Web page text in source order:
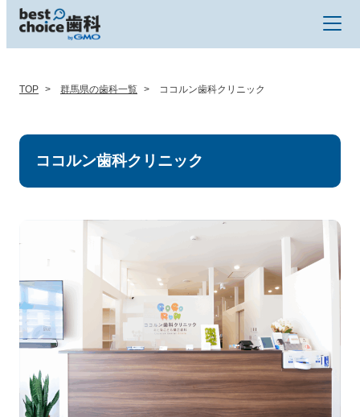
TOP 群馬県の歯科一覧 ココルン歯科クリニック
ココルン歯科クリニック